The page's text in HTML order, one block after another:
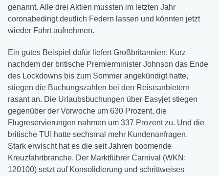
genannt. Alle drei Aktien mussten im letzten Jahr
coronabedingt deutlich Federn lassen und könnten jetzt
wieder Fahrt aufnehmen.
Ein gutes Beispiel dafür liefert Großbritannien: Kurz
nachdem der britische Premierminister Johnson das Ende
des Lockdowns bis zum Sommer angekündigt hatte,
stiegen die Buchungszahlen bei den Reiseanbietern
rasant an. Die Urlaubsbuchungen über Easyjet stiegen
gegenüber der Vorwoche um 630 Prozent, die
Flugreservierungen nahmen um 337 Prozent zu. Und die
britische TUI hatte sechsmal mehr Kundenanfragen.
Stark erwischt hat es die seit Jahren boomende
Kreuzfahrtbranche. Der Marktführer Carnival (WKN:
120100) setzt auf Konsolidierung und schrittweises